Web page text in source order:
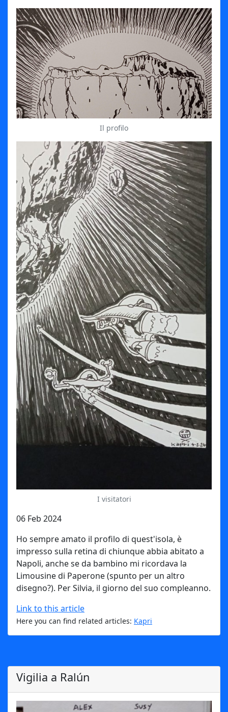
Il profilo
I visitatori
06 Feb 2024
Ho sempre amato il profilo di quest'isola, è
impresso sulla retina di chiunque abbia abitato a
Napoli, anche se da bambino mi ricordava la
Limousine di Paperone (spunto per un altro
disegno?). Per Silvia, il giorno del suo compleanno.
Link to this article
Here you can find related articles: Kapri
Vigilia a Ralún